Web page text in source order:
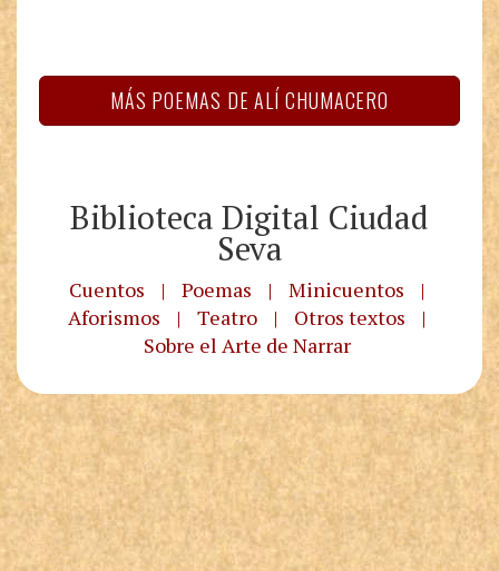
MÁS POEMAS DE ALÍ CHUMACERO
Biblioteca Digital Ciudad
Seva
Cuentos | Poemas | Minicuentos
|
Aforismos
| Teatro | Otros textos
|
Sobre el Arte de Narrar